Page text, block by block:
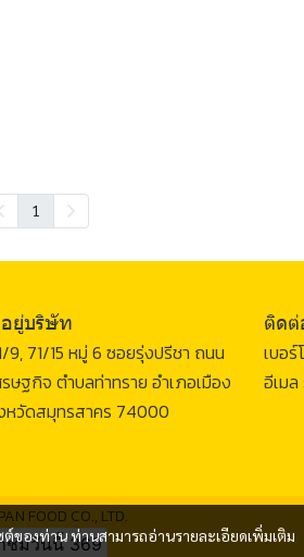
1
ของท่าน ท่านสามารถอ่านรายละเอียดเพิ่มเติม
ยู่บริษัท
9, 71/15 หมู่ 6 ซอยรุ่งปรีชา ถนน
รษฐกิจ ตำบลท่าทราย อำเภอเมือง
หวัดสมุทรสาคร 74000
ติดต่
เบอร์
อีเมล :
FOOD CO., LTD.
ชมวันนี้369